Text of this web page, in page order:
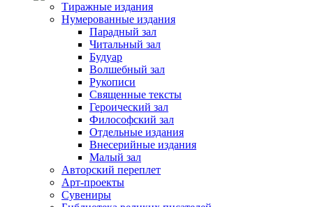
Тиражные издания
Нумерованные издания
Парадный зал
Читальный зал
Будуар
Волшебный зал
Рукописи
Священные тексты
Героический зал
Философский зал
Отдельные издания
Внесерийные издания
Малый зал
Авторский переплет
Арт-проекты
Сувениры